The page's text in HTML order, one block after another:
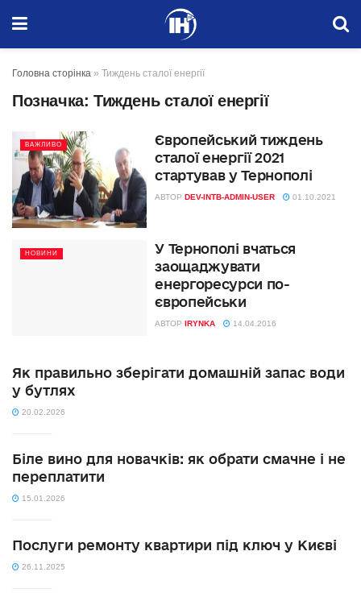
Головна сторінка » Тиждень сталої енергії
Позначка: Тиждень сталої енергії
ВАЖЛИВО
Європейський тиждень
сталої енергії 2021
стартував у Тернополі
АВТОР DEV-INTB-ADMIN-USER 01.10.2021
НОВИНИ
У Тернополі вчаться
заощаджувати
енергоресурси по-
європейськи
АВТОР IRYNKA 14.04.2016
Як правильно зберігати домашній запас води
у бутлях
20.02.2026
Біле вино для новачків: як обрати смачне і не
переплатити
15.01.2026
Послуги ремонту квартири під ключ у Києві
26.11.2025